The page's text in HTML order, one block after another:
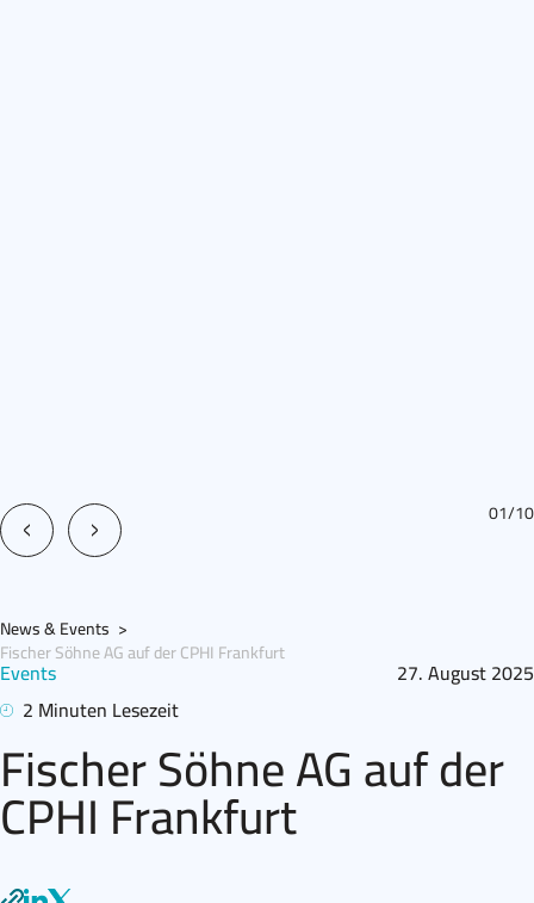
01/10
News & Events >
Fischer Söhne AG auf der CPHI Frankfurt
Events
27. August 2025
2 Minuten Lesezeit
Fischer Söhne AG auf der
CPHI Frankfurt